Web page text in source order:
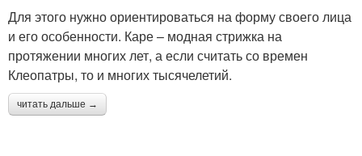
Для этого нужно ориентироваться на форму своего лица
и его особенности. Каре – модная стрижка на
протяжении многих лет, а если считать со времен
Клеопатры, то и многих тысячелетий.
читать дальше →